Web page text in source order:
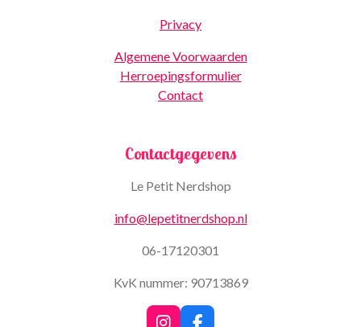
Privacy
Algemene Voorwaarden
Herroepingsformulier
Contact
Contactgegevens
Le Petit Nerdshop
info@lepetitnerdshop.nl
06-17120301
KvK nummer: 90713869